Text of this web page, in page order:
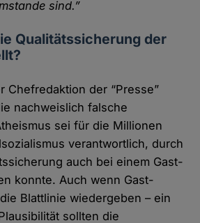
sind.”
Qualitätssicherung der
Chefredaktion der “Presse”
nachweislich falsche
sei für die Millionen
verant­wortlich, durch
auch bei einem Gast­
konnte. Auch wenn Gast­
Blatt­linie wieder­geben – ein
sollten die